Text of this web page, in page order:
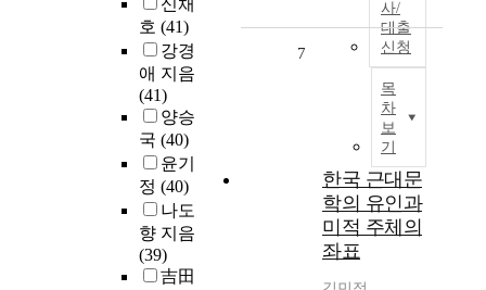
신채
호 (41)
강경
애 지음
(41)
양승
국 (40)
윤기
정 (40)
나도
향 지음
(39)
吉田
사/
대출
신청
목
차
보
기
7
한국 근대문
학의 유인과
미적 주체의
좌표